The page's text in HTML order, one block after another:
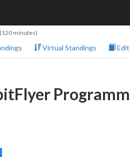
minutes)
Virtual Standings